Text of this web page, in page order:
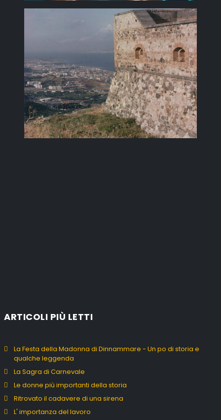
ARTICOLI PIÙ LETTI
La Festa della Madonna di Dinnammare - Un po di storia e
qualche leggenda
La Sagra di Carnevale
Le donne più importanti della storia
Ritrovato il cadavere di una sirena
L' importanza del lavoro